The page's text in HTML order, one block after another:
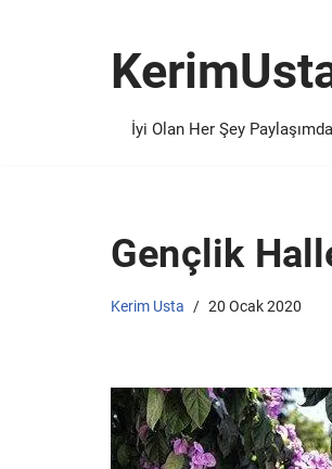
İyi Olan Her Şey
Gençlik
Kerim Usta 20 Ocak 2020